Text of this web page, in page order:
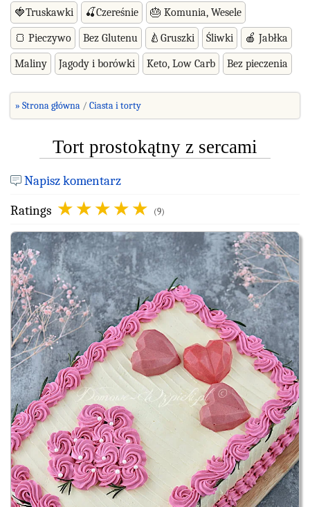
🍓Truskawki 🍒Czereśnie 🎂 Komunia, Wesele
🍞 Pieczywo Bez Glutenu 🍐Gruszki Śliwki 🍎 Jabłka
Maliny Jagody i borówki Keto, Low Carb Bez pieczenia
» Strona główna Ciasta i torty
Tort prostokątny z sercami
Napisz komentarz
Ratings
(9)